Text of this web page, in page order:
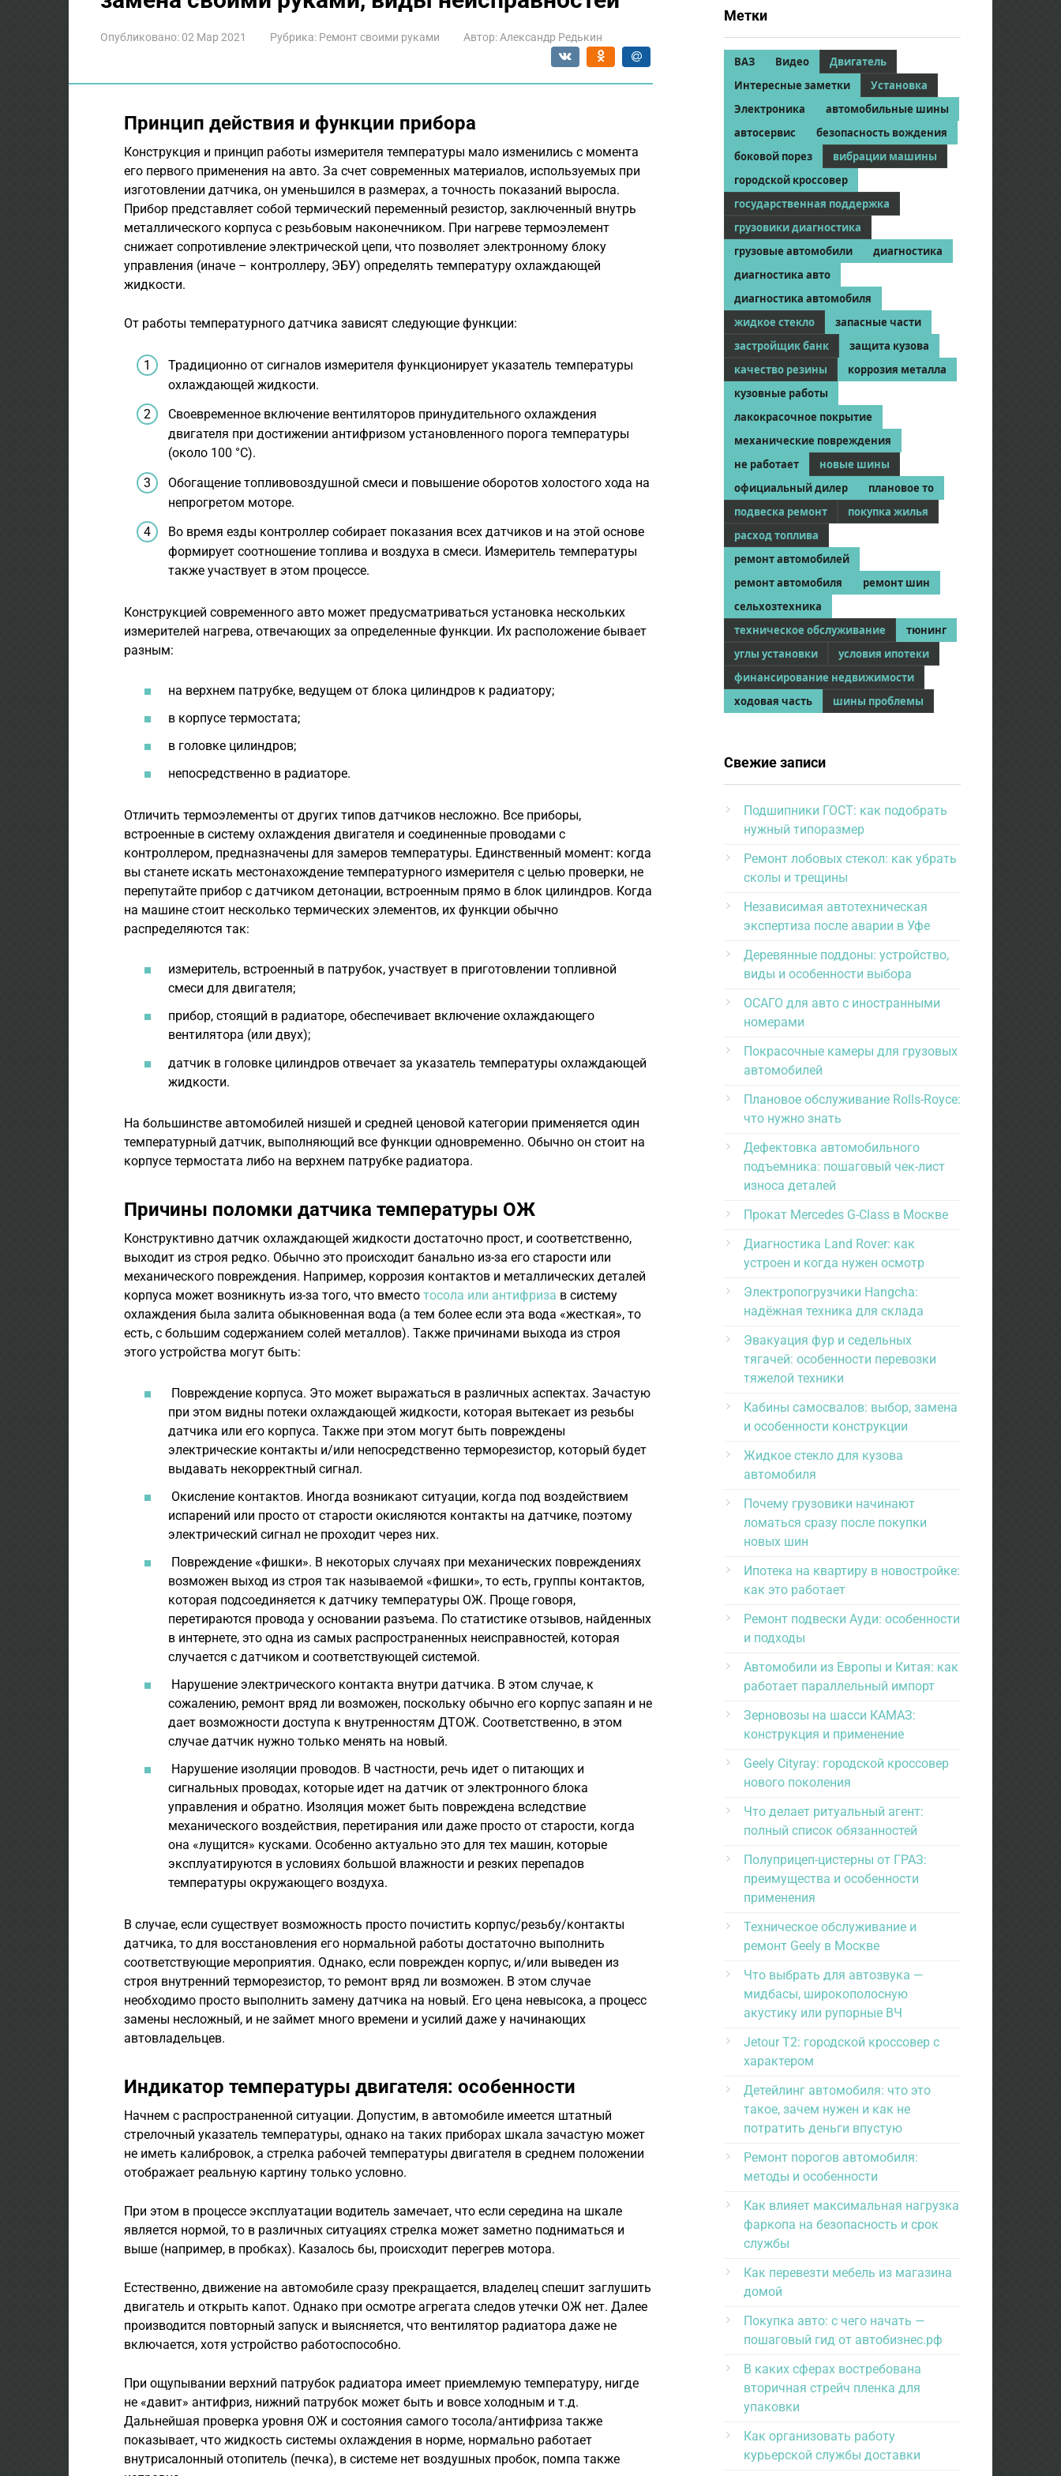
Опубликовано: 02 Мар 2021 Рубрика: Ремонт своими руками Автор: Александр Редькин
Принцип действия и функции прибора
Конструкция и принцип работы измерителя температуры мало изменились с момента
его первого применения на авто. За счет современных материалов, используемых при
изготовлении датчика, он уменьшился в размерах, а точность показаний выросла.
Прибор представляет собой термический переменный резистор, заключенный внутрь
металлического корпуса с резьбовым наконечником. При нагреве термоэлемент
снижает сопротивление электрической цепи, что позволяет электронному блоку
управления (иначе – контроллеру, ЭБУ) определять температуру охлаждающей
жидкости.
От работы температурного датчика зависят следующие функции:
Традиционно от сигналов измерителя функционирует указатель температуры
охлаждающей жидкости.
Своевременное включение вентиляторов принудительного охлаждения
двигателя при достижении антифризом установленного порога температуры
(около 100 °С).
Обогащение топливовоздушной смеси и повышение оборотов холостого хода на
непрогретом моторе.
Во время езды контроллер собирает показания всех датчиков и на этой основе
формирует соотношение топлива и воздуха в смеси. Измеритель температуры
также участвует в этом процессе.
Конструкцией современного авто может предусматриваться установка нескольких
измерителей нагрева, отвечающих за определенные функции. Их расположение бывает
разным:
на верхнем патрубке, ведущем от блока цилиндров к радиатору;
в корпусе термостата;
в головке цилиндров;
непосредственно в радиаторе.
Отличить термоэлементы от других типов датчиков несложно. Все приборы,
встроенные в систему охлаждения двигателя и соединенные проводами с
контроллером, предназначены для замеров температуры. Единственный момент: когда
вы станете искать местонахождение температурного измерителя с целью проверки, не
перепутайте прибор с датчиком детонации, встроенным прямо в блок цилиндров. Когда
на машине стоит несколько термических элементов, их функции обычно
распределяются так:
измеритель, встроенный в патрубок, участвует в приготовлении топливной
смеси для двигателя;
прибор, стоящий в радиаторе, обеспечивает включение охлаждающего
вентилятора (или двух);
датчик в головке цилиндров отвечает за указатель температуры охлаждающей
жидкости.
На большинстве автомобилей низшей и средней ценовой категории применяется один
температурный датчик, выполняющий все функции одновременно. Обычно он стоит на
корпусе термостата либо на верхнем патрубке радиатора.
Причины поломки датчика температуры ОЖ
Конструктивно датчик охлаждающей жидкости достаточно прост, и соответственно,
выходит из строя редко. Обычно это происходит банально из-за его старости или
механического повреждения. Например, коррозия контактов и металлических деталей
корпуса может возникнуть из-за того, что вместо тосола или антифриза в систему
охлаждения была залита обыкновенная вода (а тем более если эта вода «жесткая», то
есть, с большим содержанием солей металлов). Также причинами выхода из строя
этого устройства могут быть:
Повреждение корпуса. Это может выражаться в различных аспектах. Зачастую
при этом видны потеки охлаждающей жидкости, которая вытекает из резьбы
датчика или его корпуса. Также при этом могут быть повреждены
электрические контакты и/или непосредственно терморезистор, который будет
выдавать некорректный сигнал.
Окисление контактов. Иногда возникают ситуации, когда под воздействием
испарений или просто от старости окисляются контакты на датчике, поэтому
электрический сигнал не проходит через них.
Повреждение «фишки». В некоторых случаях при механических повреждениях
возможен выход из строя так называемой «фишки», то есть, группы контактов,
которая подсоединяется к датчику температуры ОЖ. Проще говоря,
перетираются провода у основании разъема. По статистике отзывов, найденных
в интернете, это одна из самых распространенных неисправностей, которая
случается с датчиком и соответствующей системой.
Нарушение электрического контакта внутри датчика. В этом случае, к
сожалению, ремонт вряд ли возможен, поскольку обычно его корпус запаян и не
дает возможности доступа к внутренностям ДТОЖ. Соответственно, в этом
случае датчик нужно только менять на новый.
Нарушение изоляции проводов. В частности, речь идет о питающих и
сигнальных проводах, которые идет на датчик от электронного блока
управления и обратно. Изоляция может быть повреждена вследствие
механического воздействия, перетирания или даже просто от старости, когда
она «лущится» кусками. Особенно актуально это для тех машин, которые
эксплуатируются в условиях большой влажности и резких перепадов
температуры окружающего воздуха.
В случае, если существует возможность просто почистить корпус/резьбу/контакты
датчика, то для восстановления его нормальной работы достаточно выполнить
соответствующие мероприятия. Однако, если поврежден корпус, и/или выведен из
строя внутренний терморезистор, то ремонт вряд ли возможен. В этом случае
необходимо просто выполнить замену датчика на новый. Его цена невысока, а процесс
замены несложный, и не займет много времени и усилий даже у начинающих
автовладельцев.
Индикатор температуры двигателя: особенности
Начнем с распространенной ситуации. Допустим, в автомобиле имеется штатный
стрелочный указатель температуры, однако на таких приборах шкала зачастую может
не иметь калибровок, а стрелка рабочей температуры двигателя в среднем положении
отображает реальную картину только условно.
При этом в процессе эксплуатации водитель замечает, что если середина на шкале
является нормой, то в различных ситуациях стрелка может заметно подниматься и
выше (например, в пробках). Казалось бы, происходит перегрев мотора.
Естественно, движение на автомобиле сразу прекращается, владелец спешит заглушить
двигатель и открыть капот. Однако при осмотре агрегата следов утечки ОЖ нет. Далее
производится повторный запуск и выясняется, что вентилятор радиатора даже не
включается, хотя устройство работоспособно.
При ощупывании верхний патрубок радиатора имеет приемлемую температуру, нигде
не «давит» антифриз, нижний патрубок может быть и вовсе холодным и т.д.
Дальнейшая проверка уровня ОЖ и состояния самого тосола/антифриза также
показывает, что жидкость системы охлаждения в норме, нормально работает
внутрисалонный отопитель (печка), в системе нет воздушных пробок, помпа также
Метки
ВАЗ Видео
Двигатель
Интересные заметки
Установка
Электроника
автомобильные шины
автосервис
безопасность вождения
боковой порез
вибрации машины
городской кроссовер
государственная поддержка
грузовики диагностика
грузовые автомобили
диагностика
диагностика авто
диагностика автомобиля
жидкое стекло
запасные части
застройщик банк
защита кузова
качество резины
коррозия металла
кузовные работы
лакокрасочное покрытие
механические повреждения
не работает
новые шины
официальный дилер
плановое то
подвеска ремонт
покупка жилья
расход топлива
ремонт автомобилей
ремонт автомобиля
ремонт шин
сельхозтехника
техническое обслуживание
тюнинг
углы установки
условия ипотеки
финансирование недвижимости
ходовая часть
шины проблемы
Свежие записи
Подшипники ГОСТ: как подобрать
нужный типоразмер
Ремонт лобовых стекол: как убрать
сколы и трещины
Независимая автотехническая
экспертиза после аварии в Уфе
Деревянные поддоны: устройство,
виды и особенности выбора
ОСАГО для авто с иностранными
номерами
Покрасочные камеры для грузовых
автомобилей
Плановое обслуживание Rolls-Royce:
что нужно знать
Дефектовка автомобильного
подъемника: пошаговый чек-лист
износа деталей
Прокат Mercedes G-Class в Москве
Диагностика Land Rover: как
устроен и когда нужен осмотр
Электропогрузчики Hangcha:
надёжная техника для склада
Эвакуация фур и седельных
тягачей: особенности перевозки
тяжелой техники
Кабины самосвалов: выбор, замена
и особенности конструкции
Жидкое стекло для кузова
автомобиля
Почему грузовики начинают
ломаться сразу после покупки
новых шин
Ипотека на квартиру в новостройке:
как это работает
Ремонт подвески Ауди: особенности
и подходы
Автомобили из Европы и Китая: как
работает параллельный импорт
Зерновозы на шасси КАМАЗ:
конструкция и применение
Geely Cityray: городской кроссовер
нового поколения
Что делает ритуальный агент:
полный список обязанностей
Полуприцеп-цистерны от ГРАЗ:
преимущества и особенности
применения
Техническое обслуживание и
ремонт Geely в Москве
Что выбрать для автозвука —
мидбасы, широкополосную
акустику или рупорные ВЧ
Jetour T2: городской кроссовер с
характером
Детейлинг автомобиля: что это
такое, зачем нужен и как не
потратить деньги впустую
Ремонт порогов автомобиля:
методы и особенности
Как влияет максимальная нагрузка
фаркопа на безопасность и срок
службы
Как перевезти мебель из магазина
домой
Покупка авто: с чего начать —
пошаговый гид от автобизнес.рф
В каких сферах востребована
вторичная стрейч пленка для
упаковки
Как организовать работу
курьерской службы доставки